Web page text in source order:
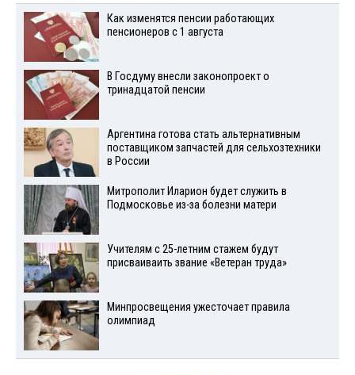
Как изменятся пенсии работающих
пенсионеров с 1 августа
В Госдуму внесли законопроект о
тринадцатой пенсии
Аргентина готова стать альтернативным
поставщиком запчастей для сельхозтехники
в России
Митрополит Иларион будет служить в
Подмосковье из-за болезни матери
Учителям с 25-летним стажем будут
присваиваить звание «Ветеран труда»
Минпросвещения ужесточает правила
олимпиад